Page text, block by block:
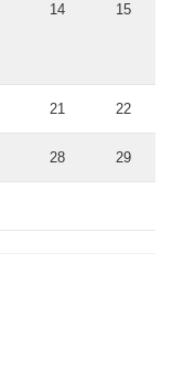
14 15
21 22
28 29